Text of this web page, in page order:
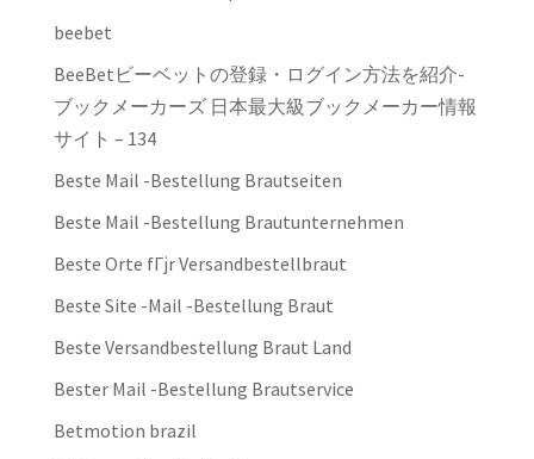
beebet
BeeBetビーベットの登録・ログイン方法を紹介-
ブックメーカーズ 日本最大級ブックメーカー情報
サイト – 134
Beste Mail -Bestellung Brautseiten
Beste Mail -Bestellung Brautunternehmen
Beste Orte fГјr Versandbestellbraut
Beste Site -Mail -Bestellung Braut
Beste Versandbestellung Braut Land
Bester Mail -Bestellung Brautservice
Betmotion brazil